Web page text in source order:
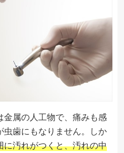
金属の人工物で、痛みも感
虫歯にもなりません。しか
に汚れがつくと、汚れの中